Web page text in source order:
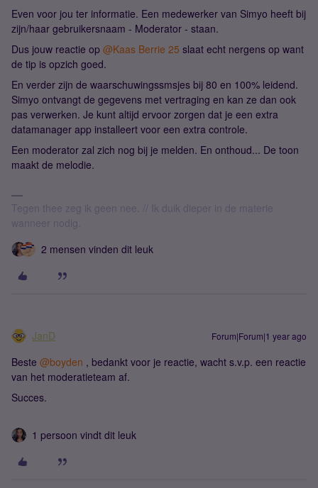
Even voor jou ter informatie. Een medewerker van Simyo heeft bij
zijn/haar gebruikersnaam - Moderator - staan.
Dus jouw reactie op ​ @Kaas Berrie 25 slaat echt nergens op want
de tip is opzich goed.
En verder zijn de waarschuwingssmsjes bij 80 en 100% leidend.
Simyo ontvangt de gegevens met vertraging en kan ze dan ook
pas verwerken. Je kunt altijd ervoor zorgen dat je een extra
datamanager app installeert voor een extra controle.
Een moderator zal zich nog bij je melden. En onthoud... De toon
maakt de melodie.
Tegen thee zeg ik geen nee. // Ik duik dieper in de materie
wanneer nodig.
2 mensen vinden dit leuk
JanD Forum|Forum|1 year ago
Beste ​ @boyden , bedankt voor je reactie, wacht s.v.p. een reactie
van het moderatieteam af.
Succes.
1 persoon vindt dit leuk